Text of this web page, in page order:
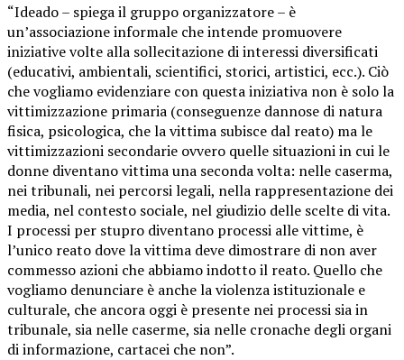
“Ideado – spiega il gruppo organizzatore – è
un’associazione informale che intende promuovere
iniziative volte alla sollecitazione di interessi diversificati
(educativi, ambientali, scientifici, storici, artistici, ecc.). Ciò
che vogliamo evidenziare con questa iniziativa non è solo la
vittimizzazione primaria (conseguenze dannose di natura
fisica, psicologica, che la vittima subisce dal reato) ma le
vittimizzazioni secondarie ovvero quelle situazioni in cui le
donne diventano vittima una seconda volta: nelle caserma,
nei tribunali, nei percorsi legali, nella rappresentazione dei
media, nel contesto sociale, nel giudizio delle scelte di vita.
I processi per stupro diventano processi alle vittime, è
l’unico reato dove la vittima deve dimostrare di non aver
commesso azioni che abbiamo indotto il reato. Quello che
vogliamo denunciare è anche la violenza istituzionale e
culturale, che ancora oggi è presente nei processi sia in
tribunale, sia nelle caserme, sia nelle cronache degli organi
di informazione, cartacei che non”.